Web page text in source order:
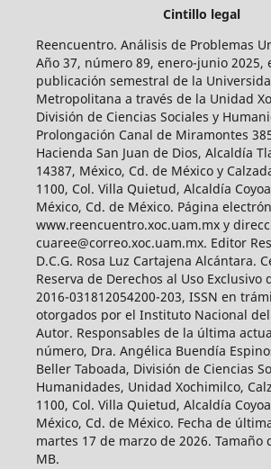
Cintillo legal
Reencuentro. Análisis de Problemas
Año 37, número 89, enero-junio 2025,
publicación semestral de la
Metropolitana a través de la Unidad
División de Ciencias Sociales y
Prolongación Canal de Miramontes
Hacienda San Juan de Dios, Alcaldía
14387, México, Cd. de México y
1100, Col. Villa Quietud, Alcaldía
México, Cd. de México. Página
www.reencuentro.xoc.uam.mx y
cuaree@correo.xoc.uam.mx. Editor
D.C.G. Rosa Luz Cartajena Alcántara.
Reserva de Derechos al Uso Exclusivo
2016-031812054200-203, ISSN en
otorgados por el Instituto Nacional
Autor. Responsables de la última
número, Dra. Angélica Buendía
Beller Taboada, División de Ciencias
Humanidades, Unidad Xochimilco,
1100, Col. Villa Quietud, Alcaldía
México, Cd. de México. Fecha de
martes 17 de marzo de 2026. Tamaño
MB.